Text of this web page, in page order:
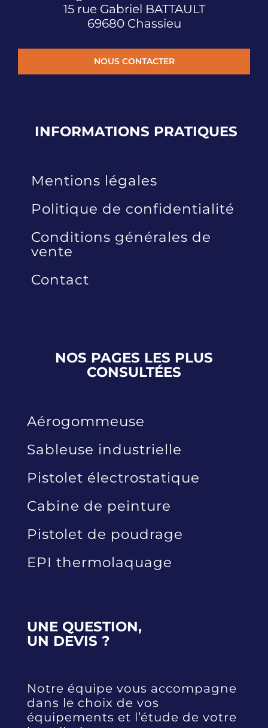
15 rue Gabriel BATTAULT
69680 Chassieu
NOUS CONTACTER
INFORMATIONS PRATIQUES
Mentions légales
Politique de confidentialité
Conditions générales de
vente
Contact
NOS PAGES LES PLUS
CONSULTÉES
Aérogommeuse
Sableuse industrielle
Pistolet électrostatique
Cabine de peinture
Pistolet de poudrage
EPI thermolaquage
UNE QUESTION,
UN DEVIS ?
Notre équipe vous accompagne
dans le choix de vos
équipements et l’étude de votre